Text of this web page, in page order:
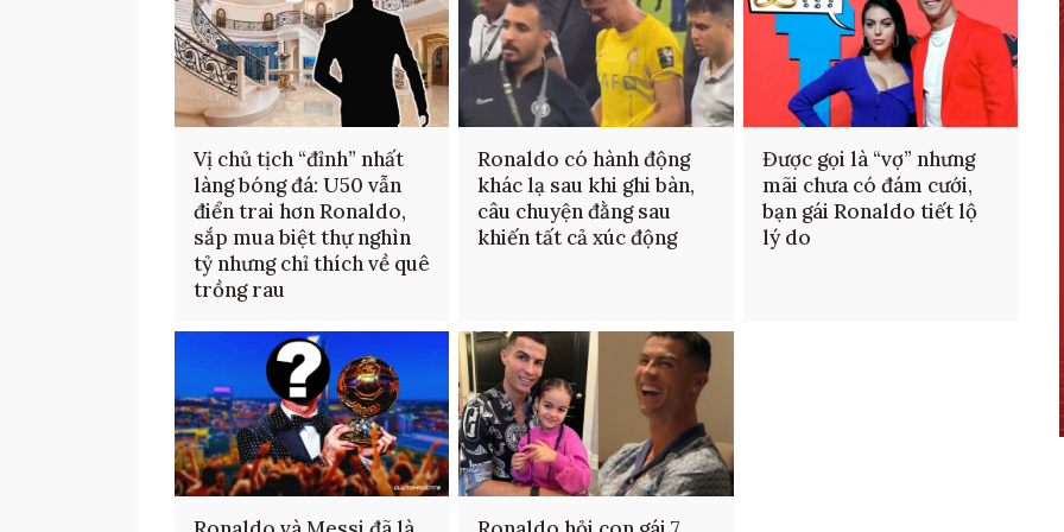
Vị chủ tịch “đỉnh” nhất
làng bóng đá: U50 vẫn
điển trai hơn Ronaldo,
sắp mua biệt thự nghìn
tỷ nhưng chỉ thích về quê
trồng rau
Ronaldo có hành động
khác lạ sau khi ghi bàn,
câu chuyện đằng sau
khiến tất cả xúc động
Được gọi là “vợ” nhưng
mãi chưa có đám cưới,
bạn gái Ronaldo tiết lộ
lý do